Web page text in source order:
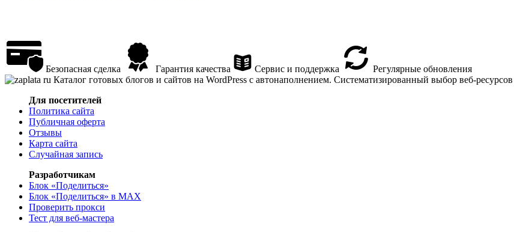
Безопасная сделка Гарантия качества Сервис и поддержка
Регулярные обновления
Каталог готовых блогов и сайтов на WordPress с автонаполнением. Систематизированный выбор веб-
Для посетителей
Политика сайта
Публичная оферта
Отзывы
Карта сайта
Случайная запись
Разработчикам
Блок «Поделиться»
Блок «Поделиться» в MAX
Проверить прокси
Тест для веб-мастера